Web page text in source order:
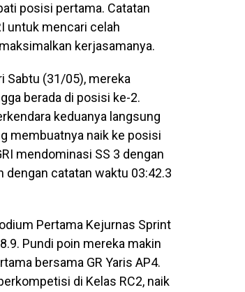
posisi pertama. Catatan
untuk mencari celah
kerjasamanya.
Sabtu (31/05), mereka
berada di posisi ke-2.
keduanya langsung
membuatnya naik ke posisi
mendominasi SS 3 dengan
catatan waktu 03:42.3
Pertama Kejurnas Sprint
Pundi poin mereka makin
bersama GR Yaris AP4.
di Kelas RC2, naik